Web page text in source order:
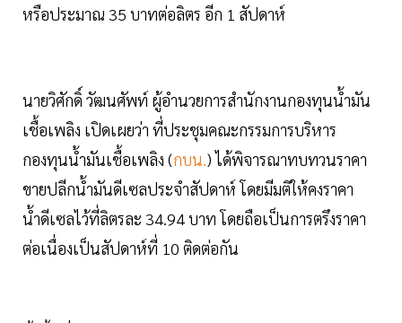
หรือประมาณ 35 บาทต่อลิตร อีก 1 สัปดาห์
นายวิศักดิ์ วัฒนศัพท์ ผู้อำนวยการสำนักงานกองทุนน้ำมัน
เชื้อเพลิง เปิดเผยว่า ที่ประชุมคณะกรรมการบริหาร
กองทุนน้ำมันเชื้อเพลิง (กบน.) ได้พิจารณาทบทวนราคา
ขายปลีกน้ำมันดีเซลประจำสัปดาห์ โดยมีมติให้คงราคา
น้ำดีเซลไว้ที่ลิตรละ 34.94 บาท โดยถือเป็นการตรึงราคา
ต่อเนื่องเป็นสัปดาห์ที่ 10 ติดต่อกัน